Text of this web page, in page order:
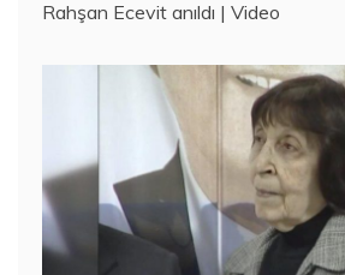
Rahşan Ecevit anıldı | Video